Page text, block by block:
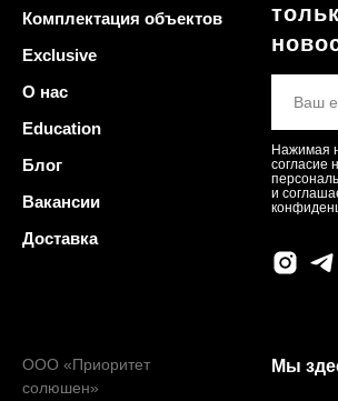
Комплектация объектов
Exclusive
О нас
Education
Блог
Вакансии
Доставка
Нажимая
согласие
и
ООО «Приоритет
солюшен»
Мы